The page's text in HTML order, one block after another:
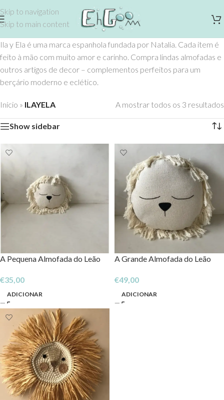
Skip to navigation
Skip to main content
Ila y Ela é uma marca espanhola fundada por Natalia. Cada item é
feito à mão com muito amor e carinho. Compra lindas almofadas e
outros artigos de decor – complementos perfeitos para um
berçário moderno e eclético.
Início » ILAYELA A mostrar todos os 3 resultados
Show sidebar
A Pequena Almofada do Leão
€35,00
ADICIONAR
A Grande Almofada do Leão
€49,00
ADICIONAR